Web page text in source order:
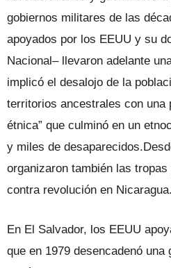
gobiernos militares de las
apoyados por los EEUU y su
Nacional– llevaron ade­lante
implicó el desalojo de la
territorios ancestrales con una
étnica” que culminó en un
y miles de
organizaron tam­bién las
contra revolución en Nicaragua.
En El Salvador, los EEUU
que en 1979 desencadenó